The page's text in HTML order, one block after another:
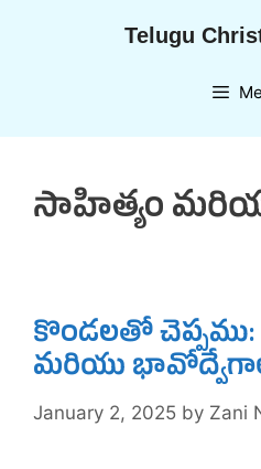
Telugu
సాహిత్యం
కొండలతో చెప్పము:
మరియు
January 2, 2025 by Zani